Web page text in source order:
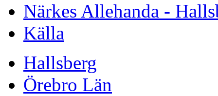
Närkes Allehanda -
Källa
Hallsberg
Örebro Län